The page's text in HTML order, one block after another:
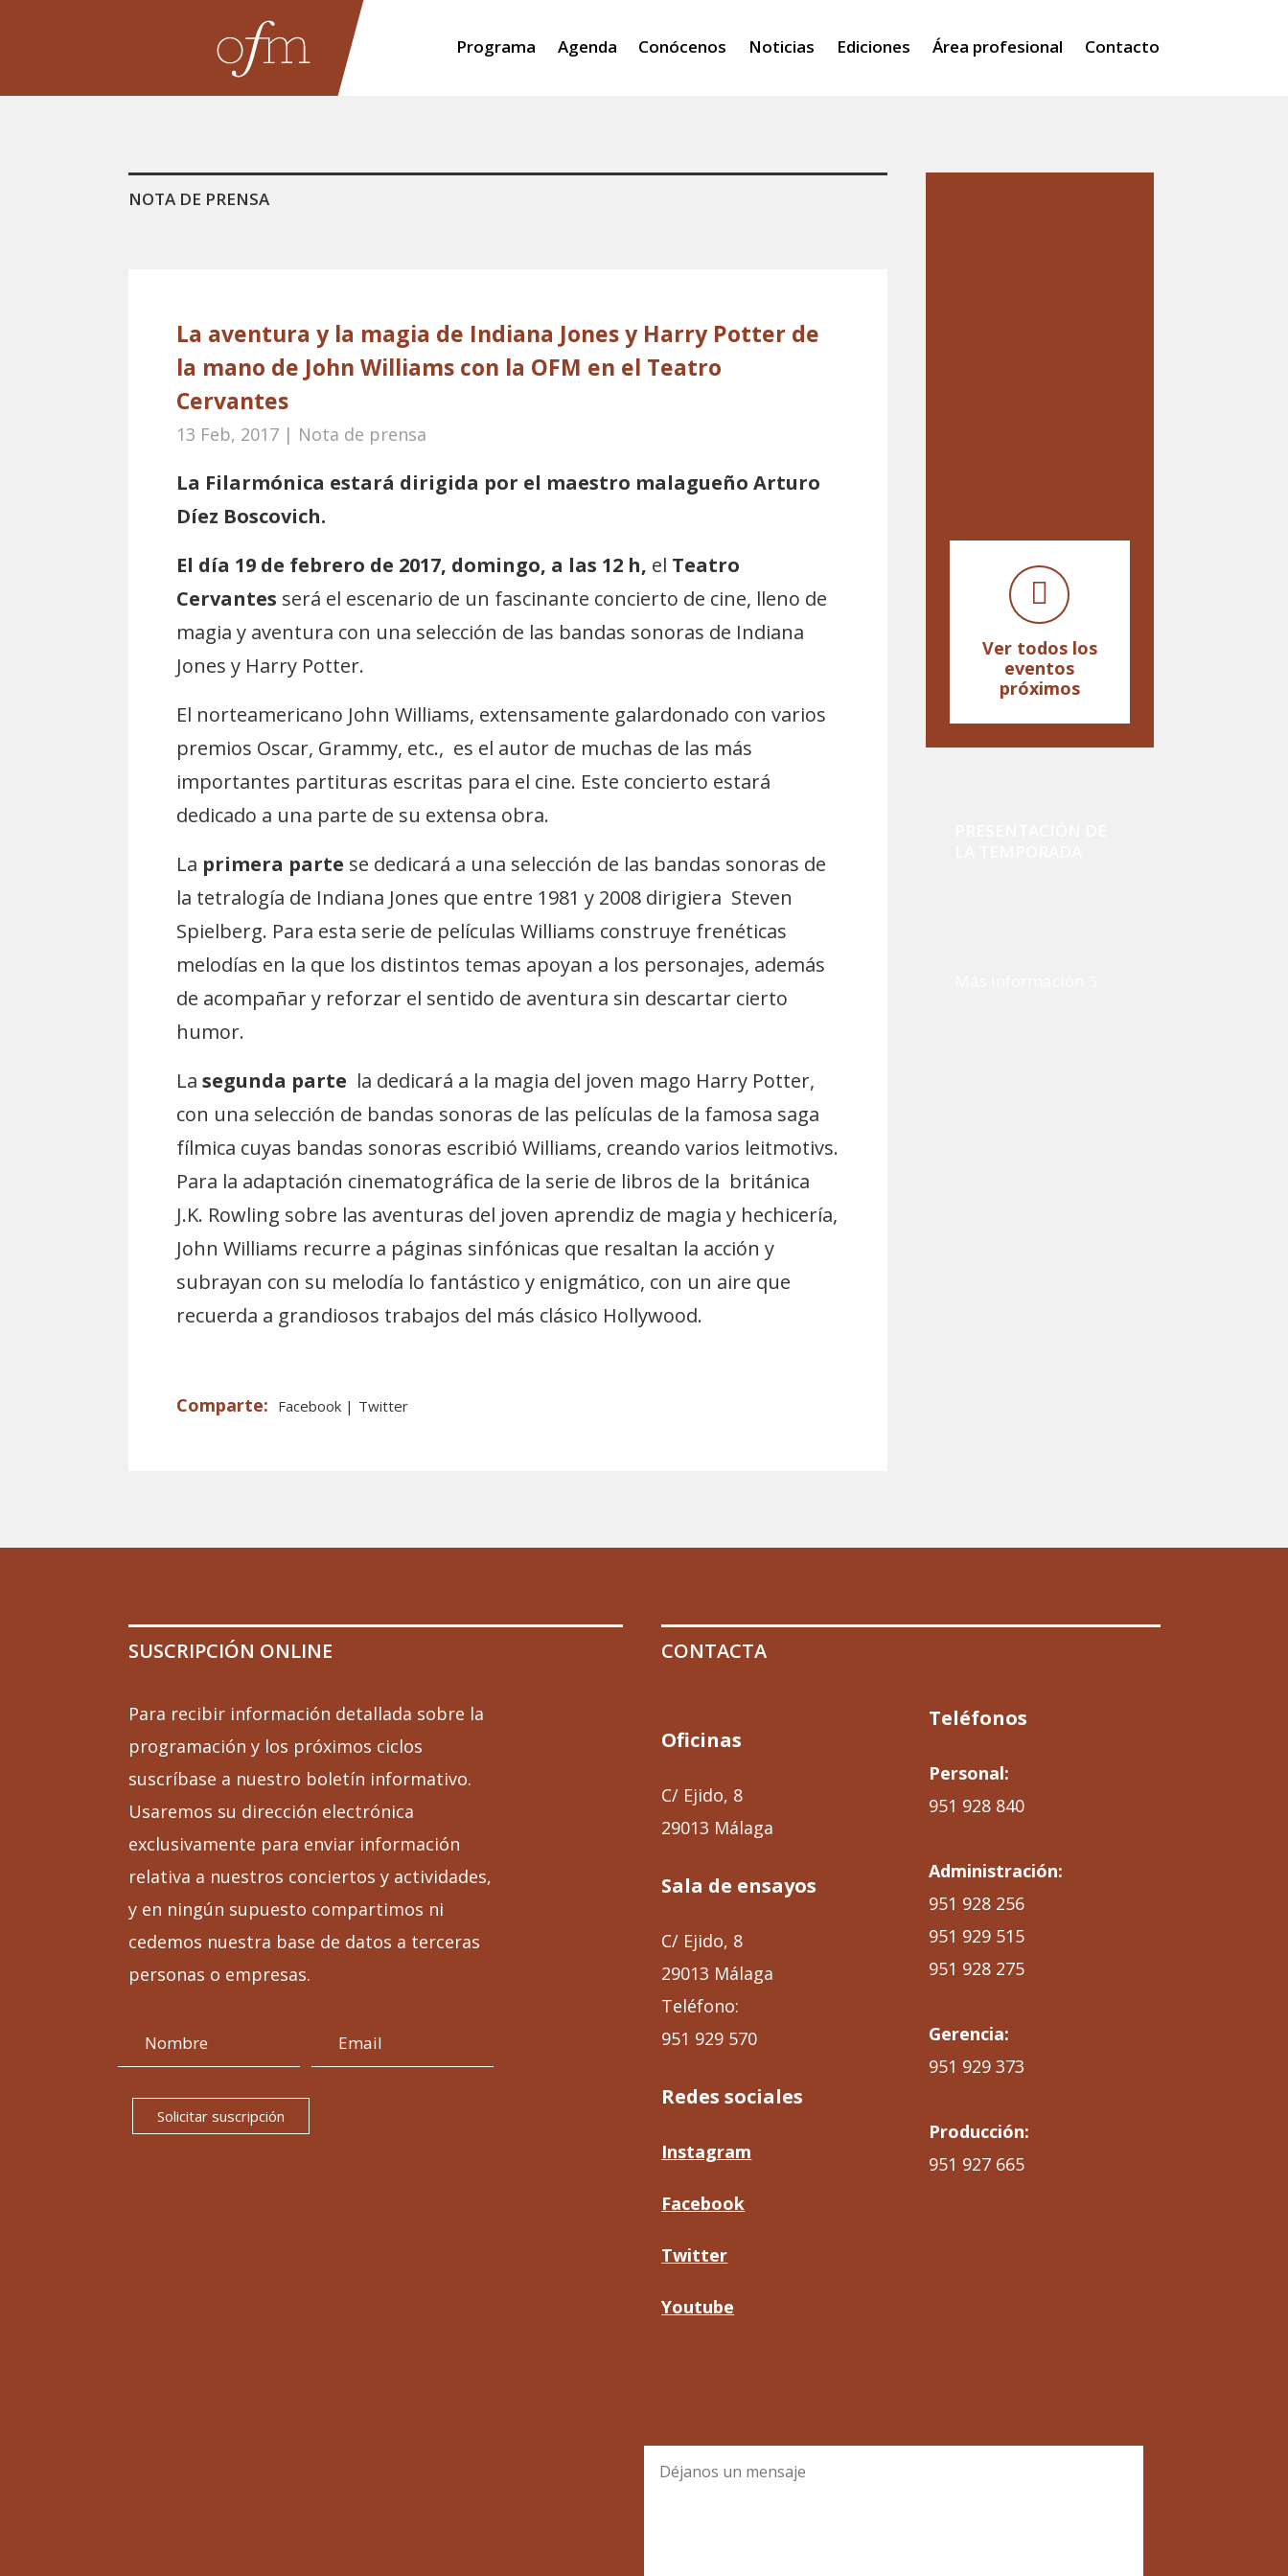
Programa Agenda Conócenos Noticias Ediciones Área profesional Contacto
NOTA DE PRENSA
La aventura y la magia de Indiana Jones y Harry Potter de
la mano de John Williams con la OFM en el Teatro
Cervantes
13 Feb, 2017 | Nota de prensa
La Filarmónica estará dirigida por el maestro malagueño Arturo
Díez Boscovich.
El día 19 de febrero de 2017, domingo, a las 12 h, el Teatro
Cervantes será el escenario de un fascinante concierto de cine, lleno de
magia y aventura con una selección de las bandas sonoras de Indiana
Jones y Harry Potter.
El norteamericano John Williams, extensamente galardonado con varios
premios Oscar, Grammy, etc., es el autor de muchas de las más
importantes partituras escritas para el cine. Este concierto estará
dedicado a una parte de su extensa obra.
La primera parte se dedicará a una selección de las bandas sonoras de
la tetralogía de Indiana Jones que entre 1981 y 2008 dirigiera Steven
Spielberg. Para esta serie de películas Williams construye frenéticas
melodías en la que los distintos temas apoyan a los personajes, además
de acompañar y reforzar el sentido de aventura sin descartar cierto
humor.
Lasegunda parte la dedicará a la magia del joven mago Harry Potter,
con una selección de bandas sonoras de las películas de la famosa saga
fílmica cuyas bandas sonoras escribió Williams, creando varios leitmotivs.
Para la adaptación cinematográfica de la serie de libros de la británica
J.K. Rowling sobre las aventuras del joven aprendiz de magia y hechicería,
John Williams recurre a páginas sinfónicas que resaltan la acción y
subrayan con su melodía lo fantástico y enigmático, con un aire que
recuerda a grandiosos trabajos del más clásico Hollywood.
Facebook Twitter
Ver todos los
eventos
próximos
SUSCRIPCIÓN ONLINE
Para recibir información detallada sobre la
programación y los próximos ciclos
suscríbase a nuestro boletín informativo.
Usaremos su dirección electrónica
exclusivamente para enviar información
relativa a nuestros conciertos y actividades,
y en ningún supuesto compartimos ni
cedemos nuestra base de datos a terceras
personas o empresas.
Solicitar suscripción
CONTACTA
Oficinas
C/ Ejido, 8
29013 Málaga
Sala de ensayos
C/ Ejido, 8
29013 Málaga
Teléfono:
951 929 570
Redes sociales
Instagram
Facebook
Twitter
Youtube
Teléfonos
Personal:
951 928 840
Administración:
951 928 256
951 929 515
951 928 275
Gerencia:
951 929 373
Producción:
951 927 665